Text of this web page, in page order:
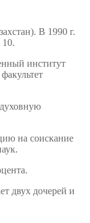
В 1990 г.
институт
на соискание
двух дочерей и